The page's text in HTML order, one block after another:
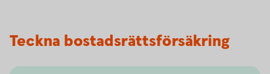
Teckna bostadsrättsförsäkring